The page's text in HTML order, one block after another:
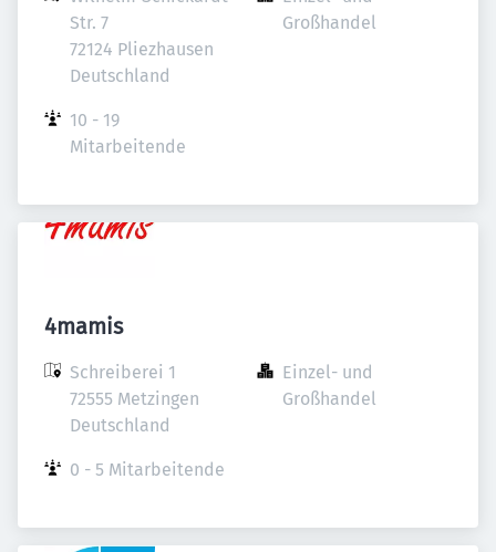
Str. 7
72124 Pliezhausen
Deutschland
Großhandel
10 - 19
Mitarbeitende
4mamis
Schreiberei 1
72555 Metzingen
Deutschland
Einzel- und
Großhandel
0 - 5 Mitarbeitende